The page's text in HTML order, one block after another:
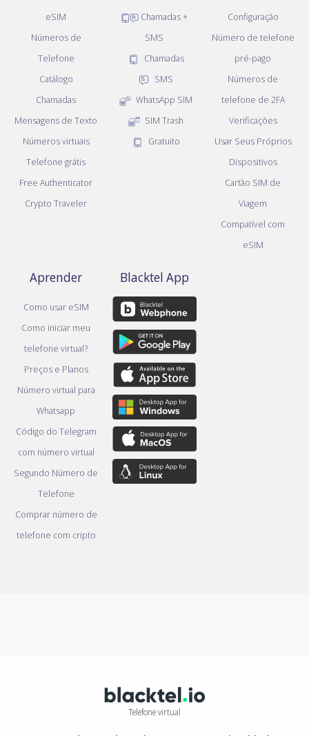
eSIM
Números de
Telefone
Catálogo
Chamadas
Mensagens de Texto
Números virtuais
Telefone grátis
Free Authenticator
Crypto Traveler
Chamadas +
SMS
Chamadas
SMS
WhatsApp SIM
SIM Trash
Gratuito
Configuração
Número de telefone
pré-pago
Números de
telefone de 2FA
Verificações
Usar Seus Próprios
Dispositivos
Cartão SIM de
Viagem
Compatível com
eSIM
Aprender
Como usar eSIM
Como iniciar meu
telefone virtual?
Preços e Planos
Número virtual para
Whatsapp
Código do Telegram
com número virtual
Segundo Número de
Telefone
Comprar número de
telefone com cripto
Blacktel App
Telefone virtual